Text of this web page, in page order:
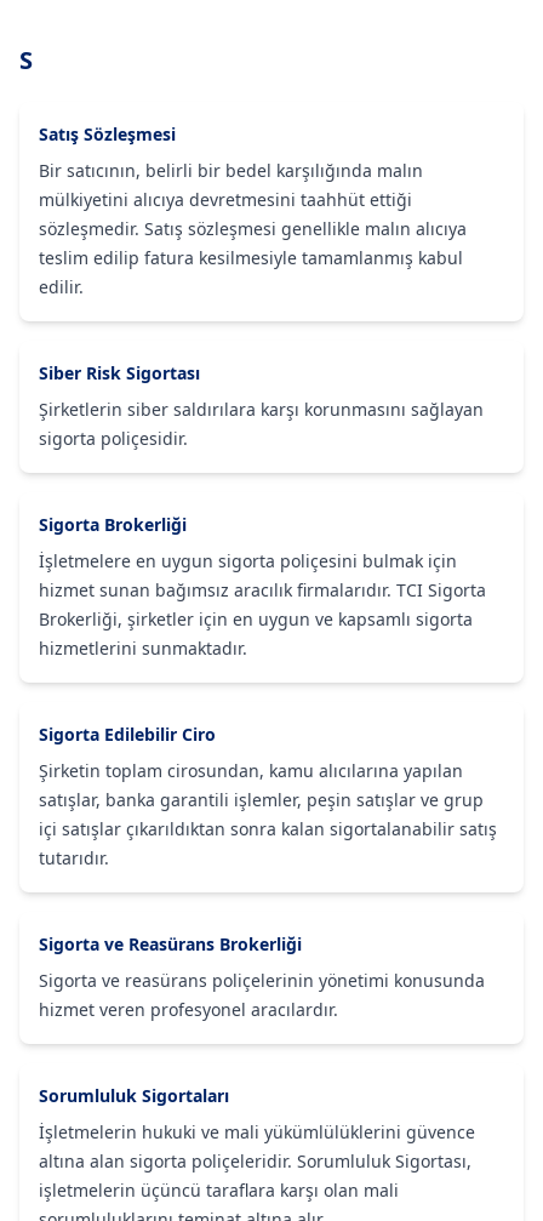
S
Satış Sözleşmesi
Bir satıcının, belirli bir bedel karşılığında malın
mülkiyetini alıcıya devretmesini taahhüt ettiği
sözleşmedir. Satış sözleşmesi genellikle malın alıcıya
teslim edilip fatura kesilmesiyle tamamlanmış kabul
edilir.
Siber Risk Sigortası
Şirketlerin siber saldırılara karşı korunmasını sağlayan
sigorta poliçesidir.
Sigorta Brokerliği
İşletmelere en uygun sigorta poliçesini bulmak için
hizmet sunan bağımsız aracılık firmalarıdır. TCI Sigorta
Brokerliği, şirketler için en uygun ve kapsamlı sigorta
hizmetlerini sunmaktadır.
Sigorta Edilebilir Ciro
Şirketin toplam cirosundan, kamu alıcılarına yapılan
satışlar, banka garantili işlemler, peşin satışlar ve grup
içi satışlar çıkarıldıktan sonra kalan sigortalanabilir satış
tutarıdır.
Sigorta ve Reasürans Brokerliği
Sigorta ve reasürans poliçelerinin yönetimi konusunda
hizmet veren profesyonel aracılardır.
Sorumluluk Sigortaları
İşletmelerin hukuki ve mali yükümlülüklerini güvence
altına alan sigorta poliçeleridir. Sorumluluk Sigortası,
işletmelerin üçüncü taraflara karşı olan mali